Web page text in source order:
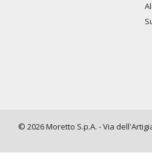
© 2026 Moretto S.p.A. - Via